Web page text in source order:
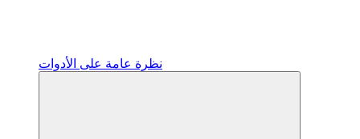
نظرة عامة على الأدوات